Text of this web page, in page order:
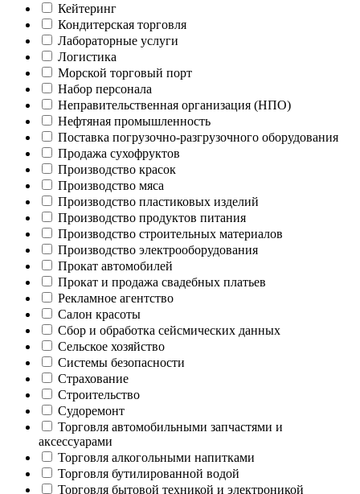
Кейтеринг
Кондитерская торговля
Лабораторные услуги
Логистика
Морской торговый порт
Набор персонала
Неправительственная организация (НПО)
Нефтяная промышленность
Поставка погрузочно-разгрузочного оборудования
Продажа сухофруктов
Производство красок
Производство мяса
Производство пластиковых изделий
Производство продуктов питания
Производство строительных материалов
Производство электрооборудования
Прокат автомобилей
Прокат и продажа свадебных платьев
Рекламное агентство
Салон красоты
Сбор и обработка сейсмических данных
Сельское хозяйство
Системы безопасности
Страхование
Строительство
Судоремонт
Торговля автомобильными запчастями и
аксессуарами
Торговля алкогольными напитками
Торговля бутилированной водой
Торговля бытовой техникой и электроникой